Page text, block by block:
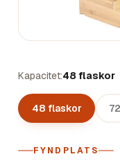
FYNDPLATS
Kapacitet 48 flaskor
48 flaskor